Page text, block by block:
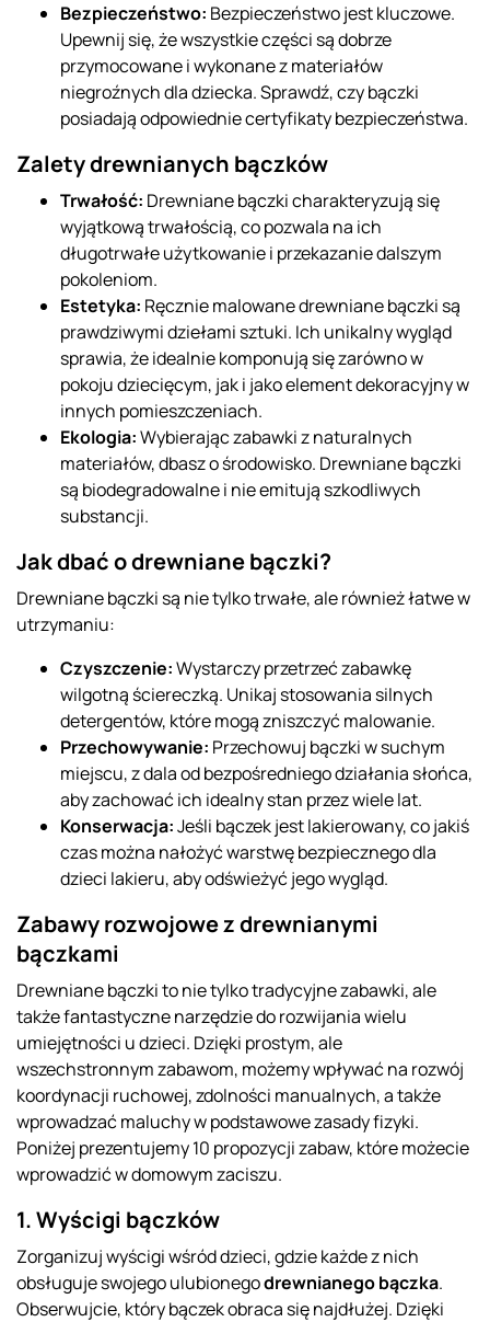
Bezpieczeństwo: Bezpieczeństwo jest kluczowe.
Upewnij się, że wszystkie części są dobrze
przymocowane i wykonane z materiałów
niegroźnych dla dziecka. Sprawdź, czy bączki
posiadają odpowiednie certyfikaty bezpieczeństwa.
Zalety drewnianych bączków
Trwałość: Drewniane bączki charakteryzują się
wyjątkową trwałością, co pozwala na ich
długotrwałe użytkowanie i przekazanie dalszym
pokoleniom.
Estetyka: Ręcznie malowane drewniane bączki są
prawdziwymi dziełami sztuki. Ich unikalny wygląd
sprawia, że idealnie komponują się zarówno w
pokoju dziecięcym, jak i jako element dekoracyjny w
innych pomieszczeniach.
Ekologia:Wybierając zabawki z naturalnych
materiałów, dbasz o środowisko. Drewniane bączki
są biodegradowalne i nie emitują szkodliwych
substancji.
Jak dbać o drewniane bączki?
Drewniane bączki są nie tylko trwałe, ale również łatwe w
utrzymaniu:
Czyszczenie:Wystarczy przetrzeć zabawkę
wilgotną ściereczką. Unikaj stosowania silnych
detergentów, które mogą zniszczyć malowanie.
Przechowywanie: Przechowuj bączki w suchym
miejscu, z dala od bezpośredniego działania słońca,
aby zachować ich idealny stan przez wiele lat.
Konserwacja:Jeśli bączek jest lakierowany, co jakiś
czas można nałożyć warstwę bezpiecznego dla
dzieci lakieru, aby odświeżyć jego wygląd.
Zabawy rozwojowe z drewnianymi
bączkami
Drewniane bączki to nie tylko tradycyjne zabawki, ale
także fantastyczne narzędzie do rozwijania wielu
umiejętności u dzieci. Dzięki prostym, ale
wszechstronnym zabawom, możemy wpływać na rozwój
koordynacji ruchowej, zdolności manualnych, a także
wprowadzać maluchy w podstawowe zasady fizyki.
Poniżej prezentujemy 10 propozycji zabaw, które możecie
wprowadzić w domowym zaciszu.
1. Wyścigi bączków
Zorganizuj wyścigi wśród dzieci, gdzie każde z nich
obsługuje swojego ulubionegodrewnianego bączka.
Obserwujcie, który bączek obraca się najdłużej. Dzięki